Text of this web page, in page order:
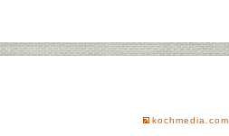
kochmedia.com